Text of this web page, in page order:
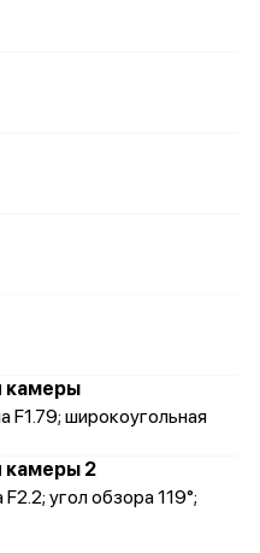
камеры
F1.79; широкоугольная
камеры 2
угол обзора 119°;